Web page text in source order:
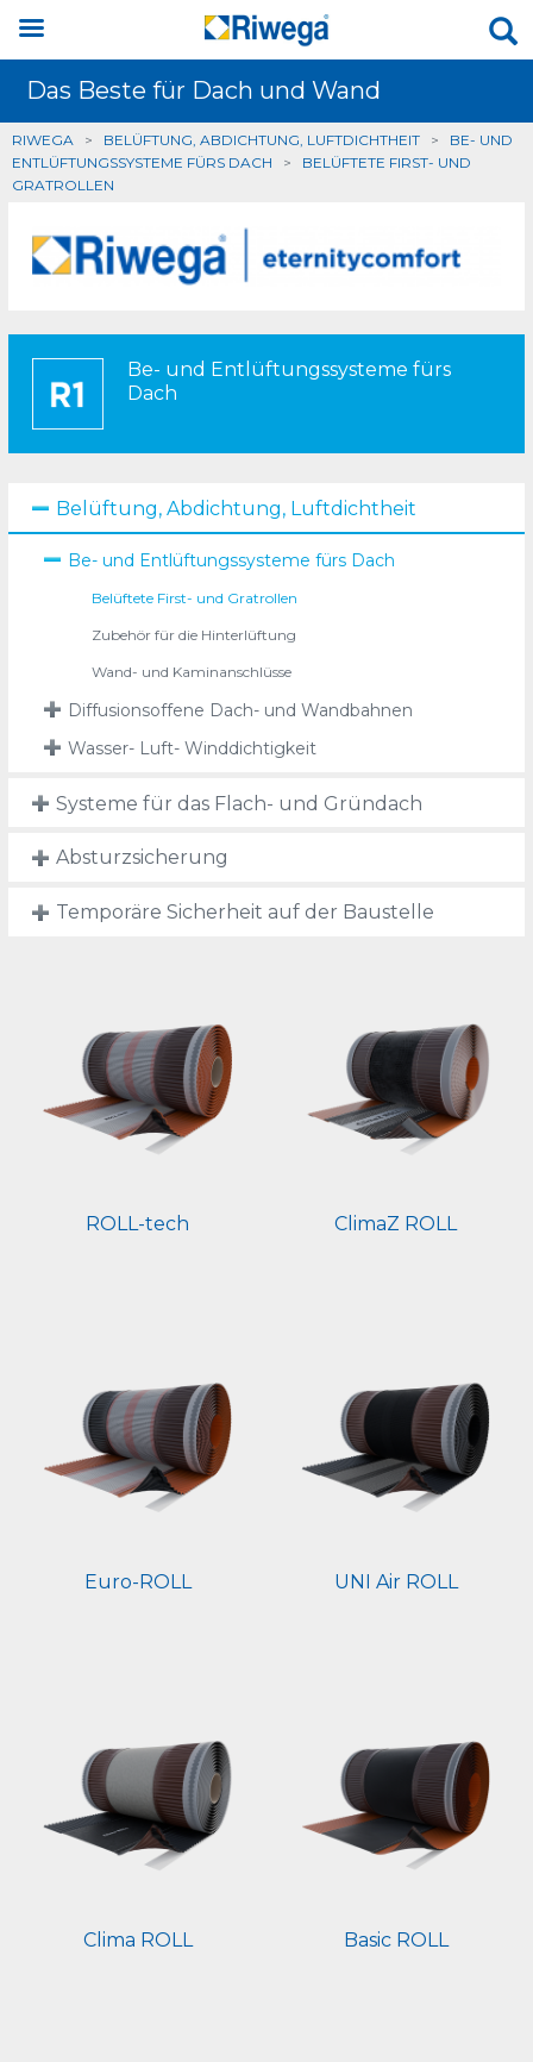
Das Beste für Dach und Wand
RIWEGA > BELÜFTUNG, ABDICHTUNG, LUFTDICHTHEIT > BE- UND
ENTLÜFTUNGSSYSTEME FÜRS DACH > BELÜFTETE FIRST- UND
GRATROLLEN
Be- und Entlüftungssysteme fürs
Dach
Belüftung, Abdichtung, Luftdichtheit
Be- und Entlüftungssysteme fürs Dach
Belüftete First- und Gratrollen
Zubehör für die Hinterlüftung
Wand- und Kaminanschlüsse
Diffusionsoffene Dach- und Wandbahnen
Wasser- Luft- Winddichtigkeit
Systeme für das Flach- und Gründach
Absturzsicherung
Temporäre Sicherheit auf der Baustelle
ROLL-tech ClimaZ ROLL
Euro-ROLL UNI Air ROLL
Clima ROLL Basic ROLL